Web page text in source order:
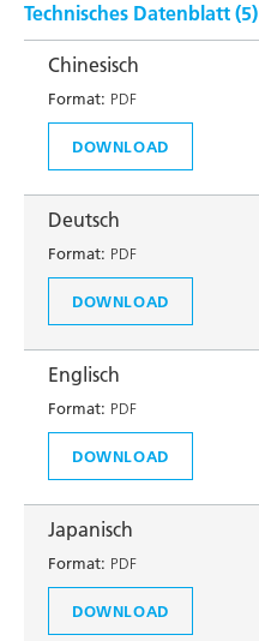
Technisches Datenblatt (5)
Chinesisch
Format: PDF
DOWNLOAD
Deutsch
Format: PDF
DOWNLOAD
Englisch
Format: PDF
DOWNLOAD
Japanisch
Format: PDF
DOWNLOAD